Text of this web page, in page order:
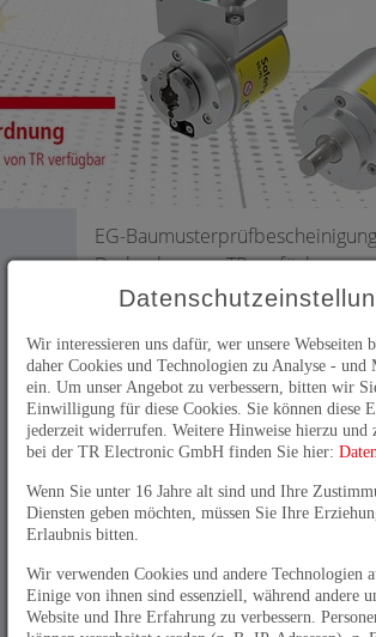
EG-
Drehgeber von TR verfügbar
TR Electronic verfolgt bereits seit vielen
Strategie, die robuste
auch für Anwendungen bereitzustellen, die
Sicherheit nach SIL2 / PLd oder SIL3 /
innovative Serie CD_582 bietet im
von 58-mm-Drehgebern gesicherte Absolut-
Drehgeberwerte über PROFInet/
EtherCAT, Powerlink openSAFETY,
Sowohl die sicheren Drehgeber als auch
und Anlagen, in denen diese Geräte
Maschinenrichtlinie. Nun wird in Kürze die
Übergangsfrist für die neue
(2023/1230) ablaufen. Die Komponenten
Wir interessieren uns dafür, wer unsere Webseiten
daher Cookies und Technologien zu Analyse - und
ein. Um unser Angebot zu verbessern, bitten wir
Einwilligung für diese Cookies. Sie können diese
jederzeit widerrufen. Weitere Hinweise hierzu und
bei der TR Electronic GmbH finden Sie hier:
Wenn Sie unter 16 Jahre alt sind und Ihre
Diensten geben möchten, müssen Sie Ihre
Erlaubnis bitten.
Wir verwenden Cookies und andere Technologien
Einige von ihnen sind essenziell, während andere
Website und Ihre Erfahrung zu verbessern.